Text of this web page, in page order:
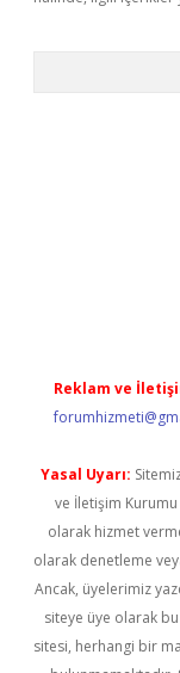
Reklam ve
Yasal Uyarı:
ve İletişim Kurumu
olarak hizmet
olarak denetleme
Ancak, üyelerimiz
siteye üye olarak
sitesi, herhangi bir